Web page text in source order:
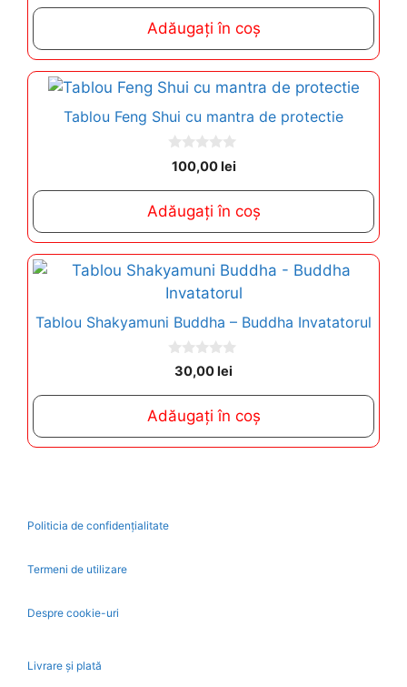
o
5
Adăugați în coș
Tablou Feng Shui cu mantra de protectie
0
o
o
5
100,00lei
Adăugați în coș
Tablou Shakyamuni Buddha – Buddha Invatatorul
o
o
5
30,00lei
Adăugați în coș
Politicia de confidențialitate
Termeni de utilizare
Despre cookie-uri
Livrare și plată